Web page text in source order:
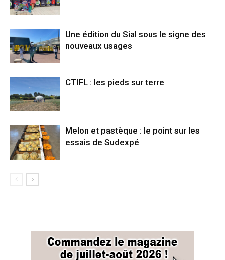
Une édition du Sial sous le signe des
nouveaux usages
CTIFL : les pieds sur terre
Melon et pastèque : le point sur les
essais de Sudexpé